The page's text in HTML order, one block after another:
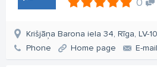
Krišjāņa Barona iela 34, Rīga, LV-
Phone
Home page E-mail